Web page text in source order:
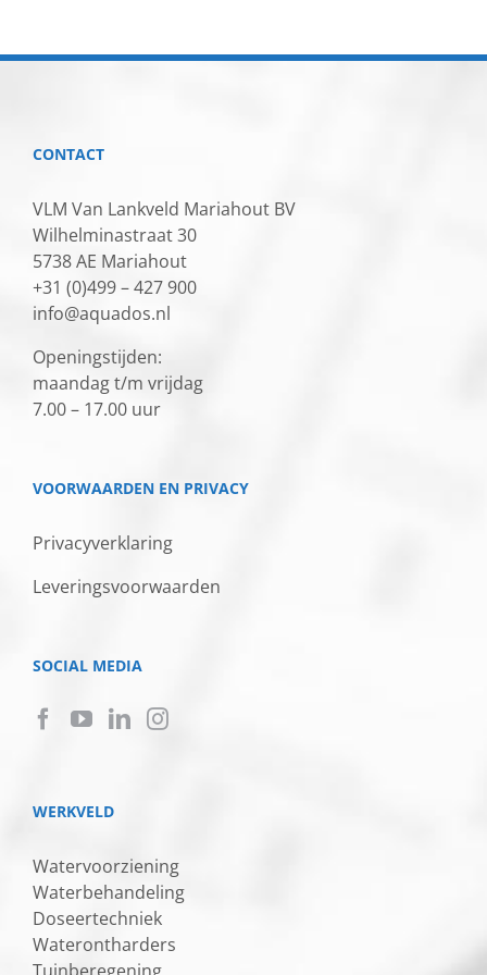
CONTACT
VLM Van Lankveld Mariahout BV
Wilhelminastraat 30
5738 AE Mariahout
+31 (0)499 – 427 900
info@aquados.nl
Openingstijden:
maandag t/m vrijdag
7.00 – 17.00 uur
VOORWAARDEN EN PRIVACY
Privacyverklaring
Leveringsvoorwaarden
SOCIAL MEDIA
WERKVELD
Watervoorziening
Waterbehandeling
Doseertechniek
Waterontharders